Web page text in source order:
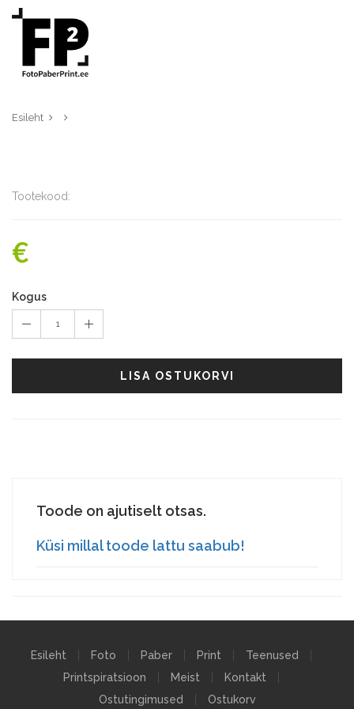
Esileht
Tootekood:
€
Kogus
1
LISA OSTUKORVI
Toode on ajutiselt otsas.
Küsi millal toode lattu saabub!
Esileht Foto Paber Print
Teenused
Printspiratsioon
Meist
Kontakt
Ostutingimused
Ostukorv